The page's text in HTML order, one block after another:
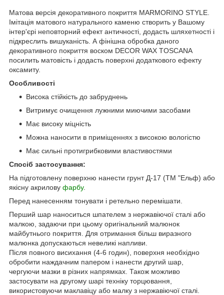
Матова версія декоративного покриття MARMORINO STYLE.
Імітація матового натурального каменю створить у Вашому
інтер'єрі неповторний ефект античності, додасть шляхетності і
підкреслить вишуканість. А фінішна обробка даного
декоративного покриття воском DECOR WAX TOSCANA
посилить матовість і додасть поверхні додаткового ефекту
оксамиту.
Особливості
Висока стійкість до забруднень
Витримує очищення лужними миючими засобами
Має високу міцність
Можна наносити в приміщеннях з високою вологістю
Має сильні протигрибковими властивостями
Спосіб застосування:
На підготовлену поверхню нанести грунт Д-17 (ТМ "Ельф) або
якісну акрилову фарбу.
Перед нанесенням тонувати і ретельно перемішати.
Перший шар наноситься шпателем з нержавіючої сталі або
малкою, задаючи при цьому оригінальний малюнок
майбутнього покриття. Для отримання більш виразного
малюнка допускаються невеликі напливи.
Після повного висихання (4-6 годин), поверхня необхідно
обробити наждачним папером і нанести другий шар,
чергуючи мазки в різних напрямках. Також можливо
застосувати на другому шарі техніку торцювання,
використовуючи маклавіцу або малку з нержавіючої сталі.